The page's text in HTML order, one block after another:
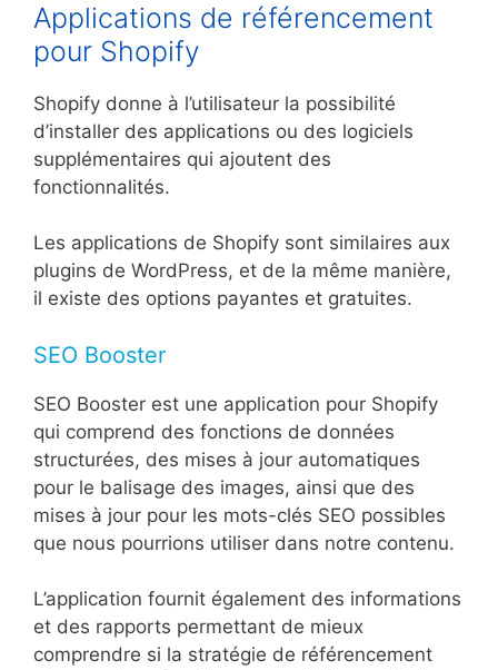
Applications de référencement
pour Shopify
Shopify donne à l’utilisateur la possibilité
d’installer des applications ou des logiciels
supplémentaires qui ajoutent des
fonctionnalités.
Les applications de Shopify sont similaires aux
plugins de WordPress, et de la même manière,
il existe des options payantes et gratuites.
SEO Booster
SEO Booster est une application pour Shopify
qui comprend des fonctions de données
structurées, des mises à jour automatiques
pour le balisage des images, ainsi que des
mises à jour pour les mots-clés SEO possibles
que nous pourrions utiliser dans notre contenu.
L’application fournit également des informations
et des rapports permettant de mieux
comprendre si la stratégie de référencement